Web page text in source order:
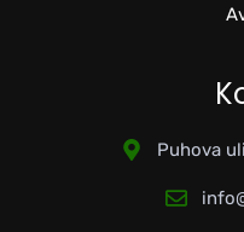
Puhova